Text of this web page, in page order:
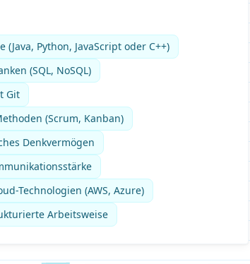
Python, JavaScript oder C++)
(SQL, NoSQL)
Git
(Scrum, Kanban)
Denkvermögen
Technologien (AWS, Azure)
Arbeitsweise